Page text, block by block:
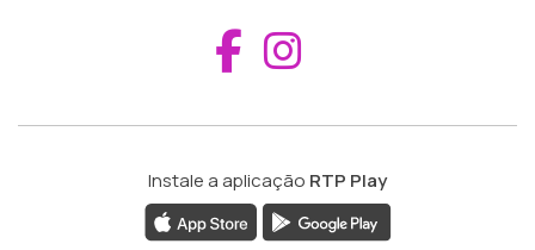
Aceder ao
Instale a aplicação RTP Play